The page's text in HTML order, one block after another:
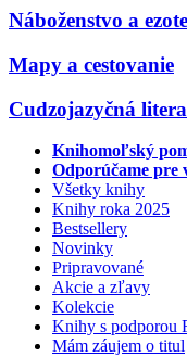
Náboženstvo a
Mapy a cestovanie
Cudzojazyčná
Knihomoľský
Odporúčame pre
Všetky knihy
Knihy roka 2025
Bestsellery
Novinky
Pripravované
Akcie a zľavy
Kolekcie
Knihy s podporou
Mám záujem o titul